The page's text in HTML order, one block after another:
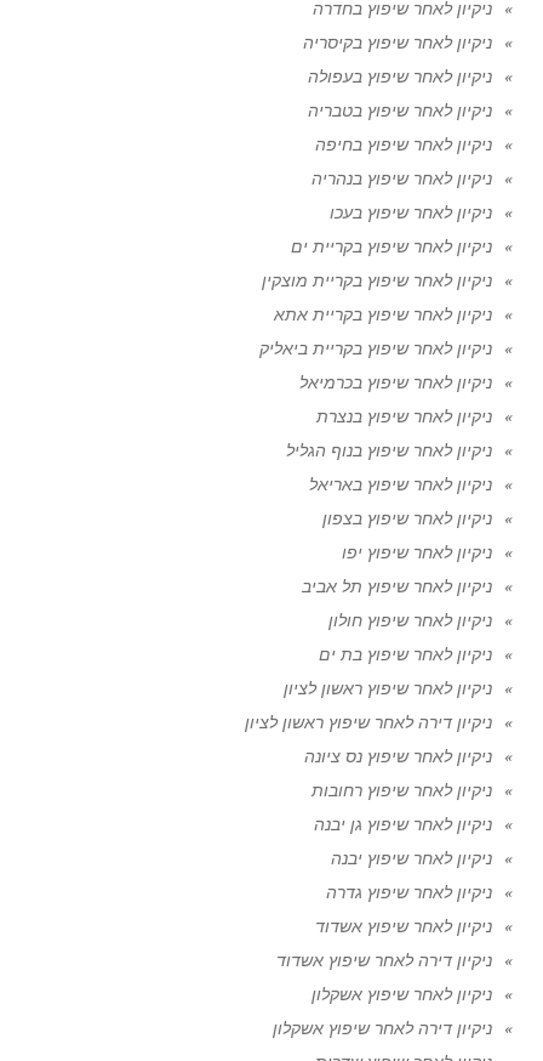
ניקיון לאחר שיפוץ בחדרה
ניקיון לאחר שיפוץ בקיסריה
ניקיון לאחר שיפוץ בעפולה
ניקיון לאחר שיפוץ בטבריה
ניקיון לאחר שיפוץ בחיפה
ניקיון לאחר שיפוץ בנהריה
ניקיון לאחר שיפוץ בעכו
ניקיון לאחר שיפוץ בקריית ים
ניקיון לאחר שיפוץ בקריית מוצקין
ניקיון לאחר שיפוץ בקריית אתא
ניקיון לאחר שיפוץ בקריית ביאליק
ניקיון לאחר שיפוץ בכרמיאל
ניקיון לאחר שיפוץ בנצרת
ניקיון לאחר שיפוץ בנוף הגליל
ניקיון לאחר שיפוץ באריאל
ניקיון לאחר שיפוץ בצפון
ניקיון לאחר שיפוץ יפו
ניקיון לאחר שיפוץ תל אביב
ניקיון לאחר שיפוץ חולון
ניקיון לאחר שיפוץ בת ים
ניקיון לאחר שיפוץ ראשון לציון
ניקיון דירה לאחר שיפוץ ראשון לציון
ניקיון לאחר שיפוץ נס ציונה
ניקיון לאחר שיפוץ רחובות
ניקיון לאחר שיפוץ גן יבנה
ניקיון לאחר שיפוץ יבנה
ניקיון לאחר שיפוץ גדרה
ניקיון לאחר שיפוץ אשדוד
ניקיון דירה לאחר שיפוץ אשדוד
ניקיון לאחר שיפוץ אשקלון
ניקיון דירה לאחר שיפוץ אשקלון